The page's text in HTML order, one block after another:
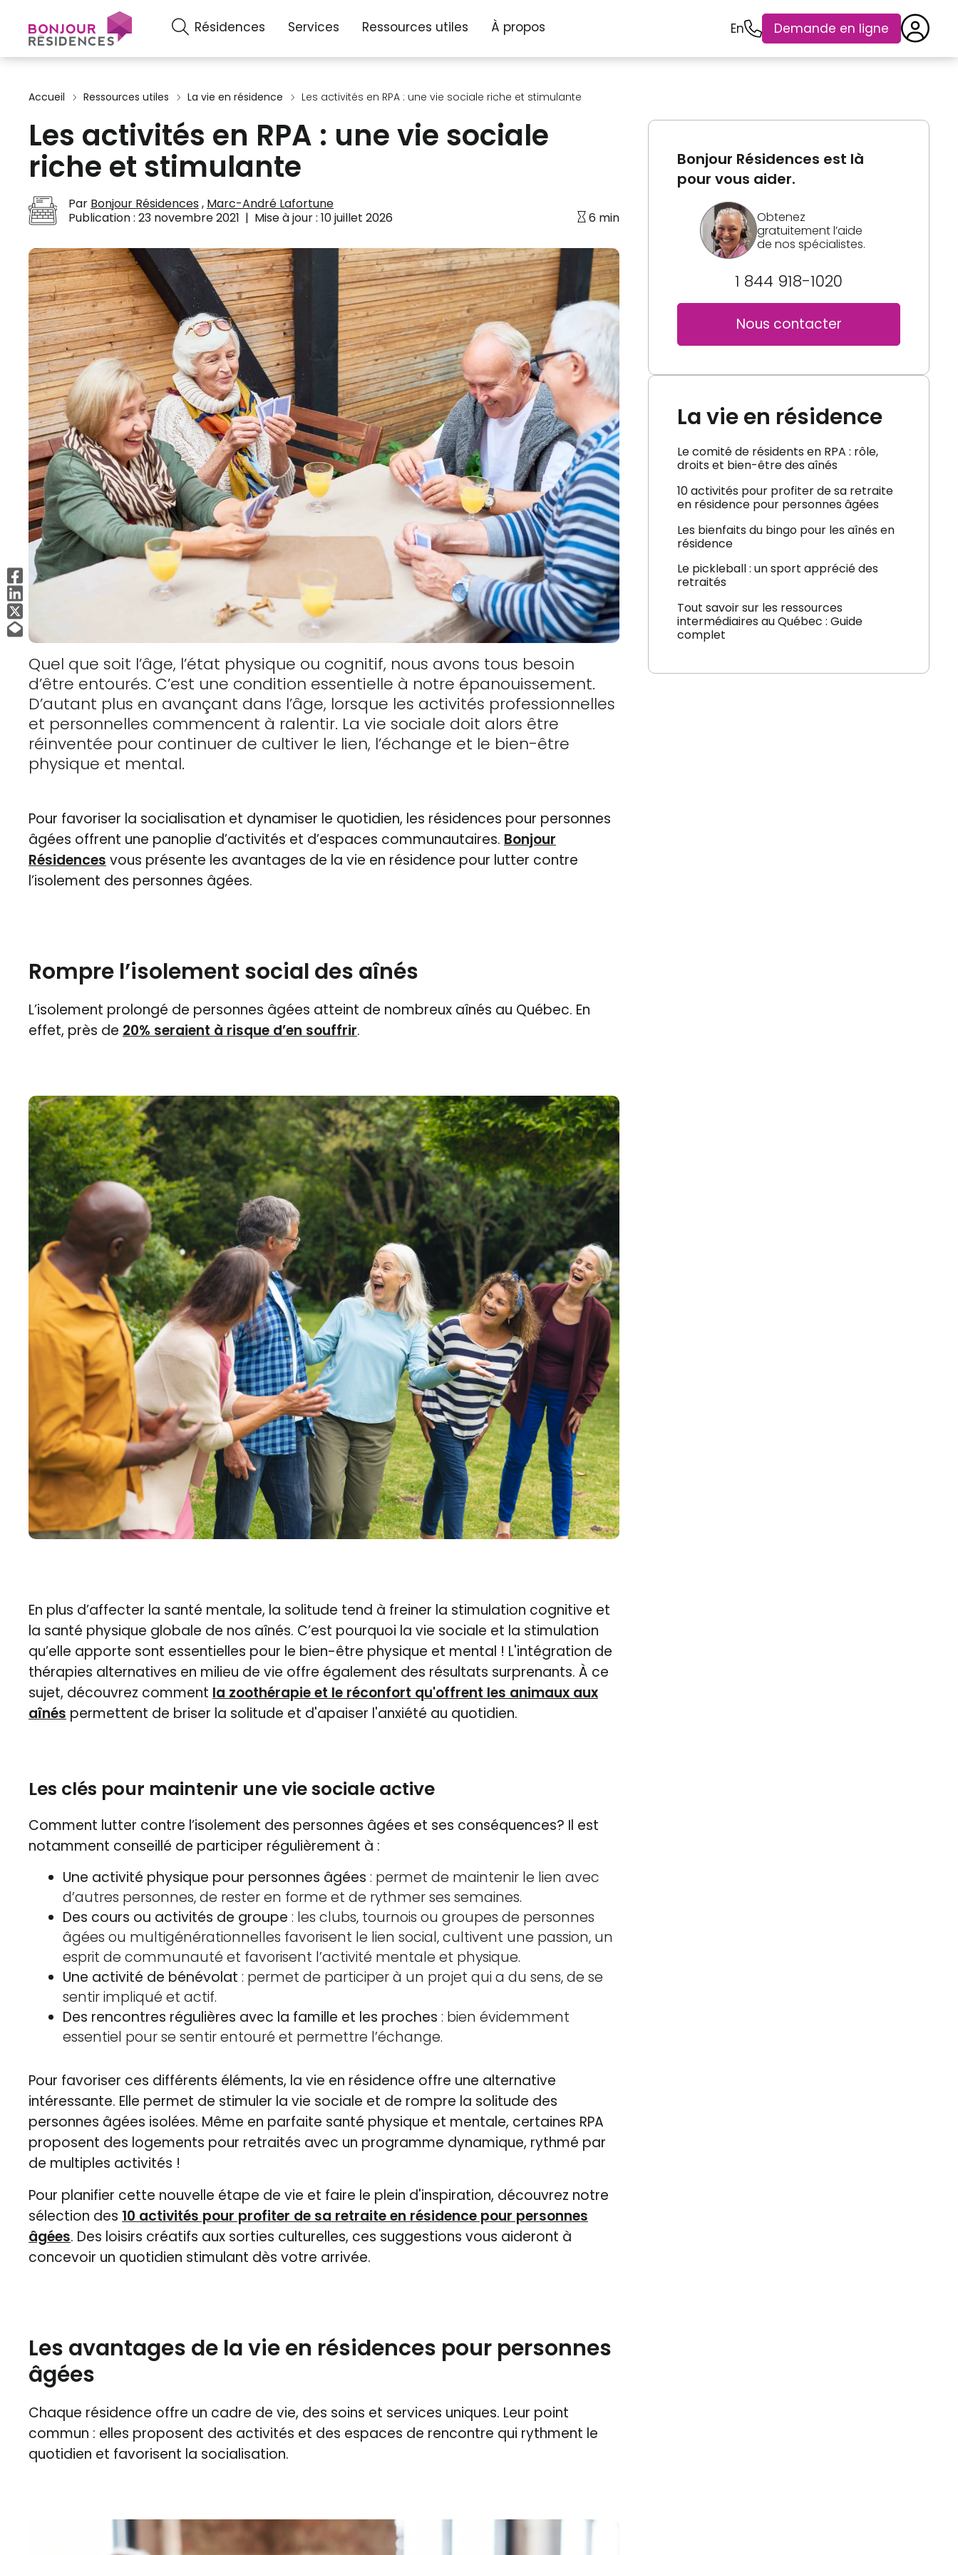
Résidences Services Ressources utiles À propos En Demande en ligne
Accueil Ressources utiles La vie en résidence Les activités en RPA : une vie sociale riche et stimulante
Les activités en RPA : une vie sociale
riche et stimulante
Par Bonjour Résidences, Marc-André Lafortune
Publication : 23 novembre 2021 | Mise à jour : 10 juillet 2026 6 min
Quel que soit l’âge, l’état physique ou cognitif, nous avons tous besoin
d’être entourés. C’est une condition essentielle à notre épanouissement.
D’autant plus en avançant dans l’âge, lorsque les activités professionnelles
et personnelles commencent à ralentir. La vie sociale doit alors être
réinventée pour continuer de cultiver le lien, l’échange et le bien-être
physique et mental.
Pour favoriser la socialisation et dynamiser le quotidien, les résidences pour personnes
âgées offrent une panoplie d’activités et d’espaces communautaires. Bonjour
Résidences vous présente les avantages de la vie en résidence pour lutter contre
l’isolement des personnes âgées.
Rompre l’isolement social des aînés
L’isolement prolongé de personnes âgées atteint de nombreux aînés au Québec. En
effet, près de 20% seraient à risque d’en souffrir.
En plus d’affecter la santé mentale, la solitude tend à freiner la stimulation cognitive et
la santé physique globale de nos aînés. C’est pourquoi la vie sociale et la stimulation
qu’elle apporte sont essentielles pour le bien-être physique et mental ! L'intégration de
thérapies alternatives en milieu de vie offre également des résultats surprenants. À ce
sujet, découvrez comment la zoothérapie et le réconfort qu'offrent les animaux aux
aînés permettent de briser la solitude et d'apaiser l'anxiété au quotidien.
Les clés pour maintenir une vie sociale active
Comment lutter contre l’isolement des personnes âgées et ses conséquences? Il est
notamment conseillé de participer régulièrement à :
Une activité physique pour personnes âgées : permet de maintenir le lien avec
d’autres personnes, de rester en forme et de rythmer ses semaines.
Des cours ou activités de groupe : les clubs, tournois ou groupes de personnes
âgées ou multigénérationnelles favorisent le lien social, cultivent une passion, un
esprit de communauté et favorisent l’activité mentale et physique.
Une activité de bénévolat : permet de participer à un projet qui a du sens, de se
sentir impliqué et actif.
Des rencontres régulières avec la famille et les proches : bien évidemment
essentiel pour se sentir entouré et permettre l’échange.
Pour favoriser ces différents éléments, la vie en résidence offre une alternative
intéressante. Elle permet de stimuler la vie sociale et de rompre la solitude des
personnes âgées isolées. Même en parfaite santé physique et mentale, certaines RPA
proposent des logements pour retraités avec un programme dynamique, rythmé par
de multiples activités !
Pour planifier cette nouvelle étape de vie et faire le plein d'inspiration, découvrez notre
sélection des 10 activités pour profiter de sa retraite en résidence pour personnes
âgées. Des loisirs créatifs aux sorties culturelles, ces suggestions vous aideront à
concevoir un quotidien stimulant dès votre arrivée.
Les avantages de la vie en résidences pour personnes
âgées
Chaque résidence offre un cadre de vie, des soins et services uniques. Leur point
commun : elles proposent des activités et des espaces de rencontre qui rythment le
quotidien et favorisent la socialisation.
Bonjour Résidences est là
pour vous aider.
Obtenez
gratuitement l’aide
de nos spécialistes.
1 844 918-1020
Nous contacter
La vie en résidence
Le comité de résidents en RPA : rôle,
droits et bien-être des aînés
10 activités pour profiter de sa retraite
en résidence pour personnes âgées
Les bienfaits du bingo pour les aînés en
résidence
Le pickleball : un sport apprécié des
retraités
Tout savoir sur les ressources
intermédiaires au Québec : Guide
complet